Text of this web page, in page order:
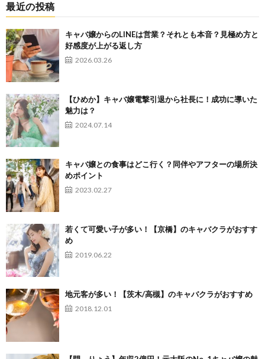
最近の投稿
キャバ嬢からのLINEは営業？それとも本音？見極め方と
好感度が上がる返し方
2026.03.26
【ひめか】キャバ嬢電撃引退から社長に！成功に導いた
魅力は？
2024.07.14
キャバ嬢との食事はどこ行く？同伴やアフターの場所決
めポイント
2023.02.27
若くて可愛い子が多い！【京橋】のキャバクラがおすす
め
2019.06.22
地元客が多い！【茨木/高槻】のキャバクラがおすすめ
2018.12.01